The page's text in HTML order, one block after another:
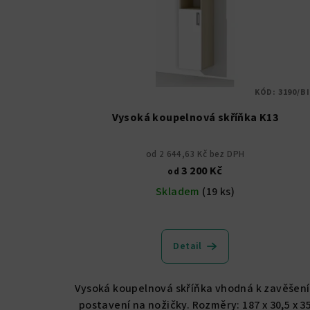
Vysoká koupelnová skříňka K13
od 2 644,63 Kč bez DPH
od 3 200 Kč
Skladem (19 ks)
hodnocení
produktu
je
5,0
z
Detail
Vysoká koupelnová skříňka vhodná k
postavení na nožičky. Rozměry: 187 x 30,5 x 35
KÓD: 3190/